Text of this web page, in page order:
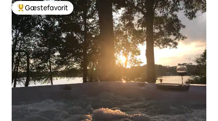
Bedste gæstefavorit
Gæstefavorit